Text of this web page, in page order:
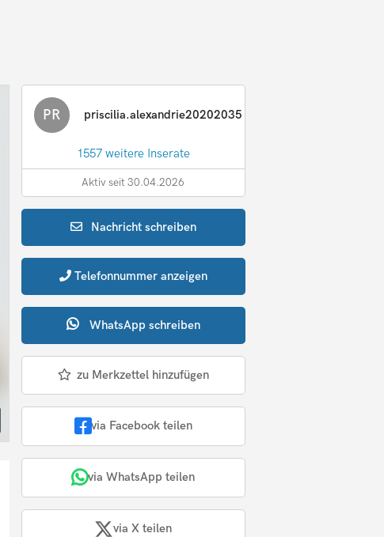
PR priscilia.alexandrie20202035
1557 weitere Inserate
Aktiv seit 30.04.2026
Nachrichtschreiben
Telefonnummer anzeigen
WhatsApp schreiben
zu Merkzettel hinzufügen
via Facebook teilen
via WhatsApp teilen
via X teilen